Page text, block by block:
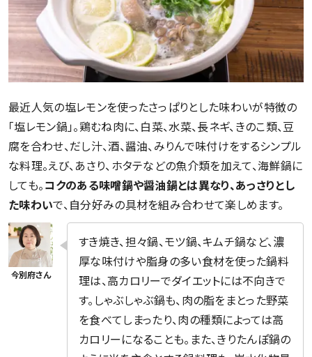
最近人気の塩レモンを使ったさっぱりとした味わいが特徴の
「塩レモン鍋」。鶏むね肉に、白菜、水菜、長ネギ、きのこ類、豆
腐を合わせ、だし汁、酒、醤油、みりんで味付けをするシンプル
な料理。えび、あさり、ホタテなどの魚介類を加えて、海鮮鍋に
しても。コクのある味噌鍋や醤油鍋とは異なり、あっさりとし
た味わいで、自分好みの具材を組み合わせて楽しめます。
すき焼き、担々鍋、モツ鍋、キムチ鍋など、濃
厚な味付けや脂身の多い食材を使った鍋料
理は、高カロリーでダイエットには不向きで
す。しゃぶしゃぶ鍋も、肉の脂をまとった野菜
を食べてしまったり、肉の種類によっては高
カロリーになることも。また、きりたんぽ鍋の